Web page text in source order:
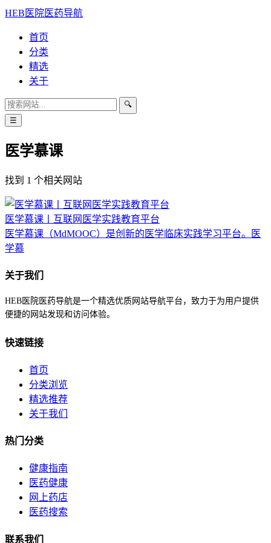
HEB医院医药导航
首页
分类
精选
关于
🔍
☰
医学慕课
找到 1 个相关网站
医学慕课丨互联网医学实践教育平台
医学慕课（MdMOOC）是创新的医学临床实践学习平台。医
学慕
关于我们
HEB医院医药导航是一个精选优质网站导航平台，致力于为用户提供
便捷的网站发现和访问体验。
快速链接
首页
分类浏览
精选推荐
关于我们
热门分类
健康指南
医药健康
网上药店
医药搜索
联系我们